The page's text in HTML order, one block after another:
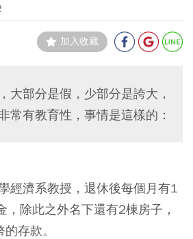
加入收藏
大部分是假，少部分是誇大，
常有教育性，事情是這樣的：
經濟系教授，退休後每個月有1
，除此之外名下還有2棟房子，
存款。